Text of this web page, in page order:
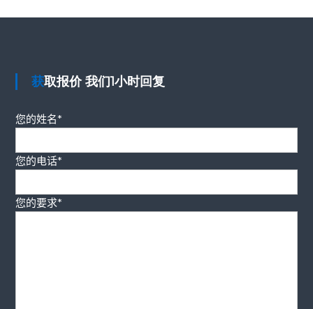
获取报价 我们1小时回复
您的姓名*
您的电话*
您的要求*